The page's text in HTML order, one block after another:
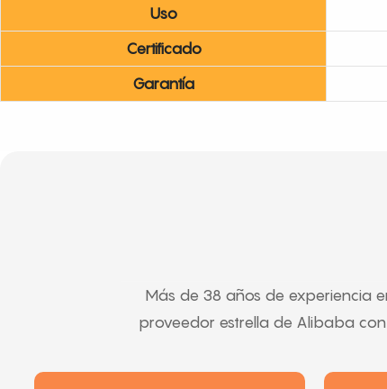
Uso
Certificado
Garantía
Más de 38 años de experiencia
proveedor estrella de Alibaba